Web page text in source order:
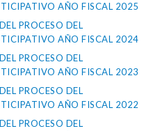
AÑO FISCAL 2025
PROCESO DEL
AÑO FISCAL 2024
PROCESO DEL
AÑO FISCAL 2023
PROCESO DEL
AÑO FISCAL 2022
PROCESO DEL